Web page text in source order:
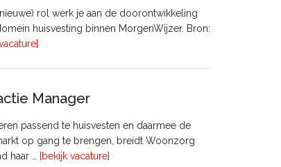
rol werk je aan de doorontwikkeling
huisvesting binnen MorgenWijzer. Bron:
Manager
passend te huisvesten en daarmee de
op gang te brengen, breidt Woonzorg
haar …
[bekijk vacature]